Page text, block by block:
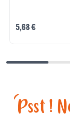
5,68 €
Psst !